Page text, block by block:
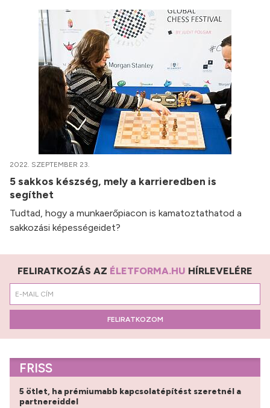
2022. SZEPTEMBER 23.
5 sakkos készség, mely a karrieredben is
segíthet
Tudtad, hogy a munkaerőpiacon is kamatoztathatod a
sakkozási képességeidet?
FELIRATKOZÁS AZ ÉLETFORMA.HU HÍRLEVELÉRE
FELIRATKOZOM
FRISS
5 ötlet, ha prémiumabb kapcsolatépítést szeretnél a
partnereiddel